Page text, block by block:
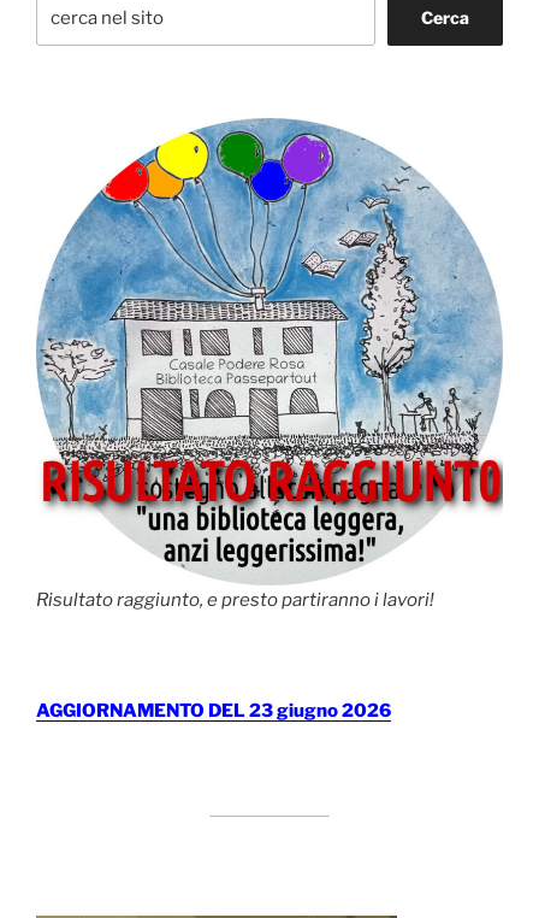
Cerca
Risultato raggiunto, e presto partiranno i lavori!
AGGIORNAMENTO DEL 23 giugno 2026